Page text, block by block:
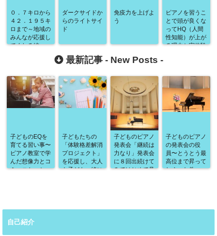
０．７キロから
４２．１９５キ
ロまで～地域の
みんなが応援し
てくれる編～
ダークサイドか
らのライトサイ
ド
免疫力を上げよ
う
ピアノを習うこ
とで頭が良くな
ってHQ（人間
性知能）が上が
る理由と実体験
最新記事 - New Posts -
子どものEQを
育てる習い事〜
ピアノ教室で学
んだ想像力とコ
ミュニケーショ
子どもたちの
「体験格差解消
プロジェクト」
を応援し、大人
も子ども一緒に
子どものピアノ
発表会「継続は
力なり」発表会
に８回出続けて
みてはじめて見
子どものピアノ
の発表会の役
員〜とうとう最
高位まで昇って
しまった件〜
自己紹介